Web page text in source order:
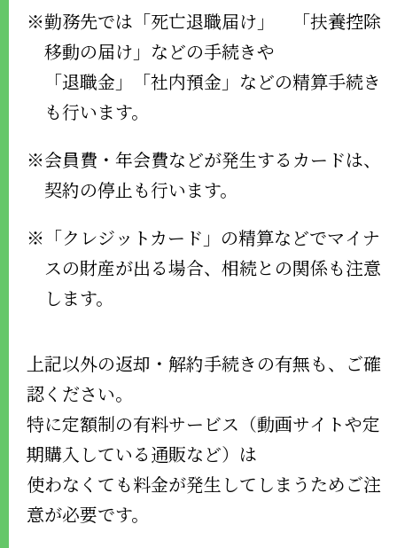
※勤務先では「死亡退職届け」 「扶養控除
移動の届け」などの手続きや
「退職金」「社内預金」などの精算手続き
も行います。
※会員費・年会費などが発生するカードは、
契約の停止も行います。
※「クレジットカード」の精算などでマイナ
スの財産が出る場合、相続との関係も注意
します。
上記以外の返却・解約手続きの有無も、ご確
認ください。
特に定額制の有料サービス（動画サイトや定
期購入している通販など）は
使わなくても料金が発生してしまうためご注
意が必要です。